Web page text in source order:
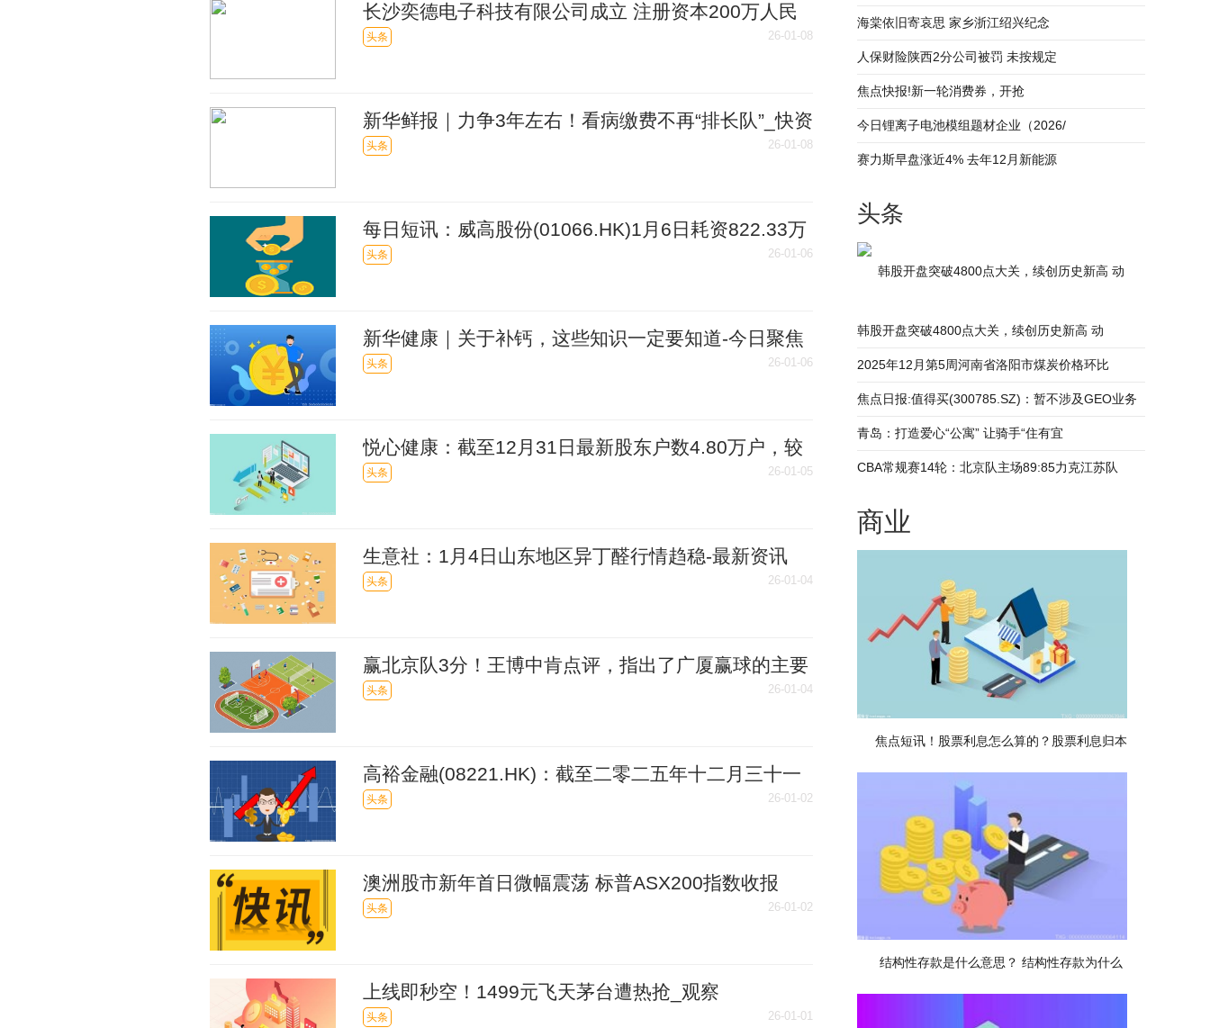
长沙奕德电子科技有限公司成立 注册资本200万人民
币_快资讯
头条 26-01-08
新华鲜报｜力争3年左右！看病缴费不再“排长队”_快资
讯
头条 26-01-08
每日短讯：威高股份(01066.HK)1月6日耗资822.33万
港元回购159.48万股
头条 26-01-06
新华健康｜关于补钙，这些知识一定要知道-今日聚焦
头条 26-01-06
悦心健康：截至12月31日最新股东户数4.80万户，较
上期减少5.31%
头条 26-01-05
生意社：1月4日山东地区异丁醛行情趋稳-最新资讯
头条 26-01-04
赢北京队3分！王博中肯点评，指出了广厦赢球的主要
原因 焦点简讯
头条 26-01-04
高裕金融(08221.HK)：截至二零二五年十二月三十一
日股份发行人的证券变动月报表内容摘要
头条 26-01-02
澳洲股市新年首日微幅震荡 标普ASX200指数收报
8720点
头条 26-01-02
上线即秒空！1499元飞天茅台遭热抢_观察
头条 26-01-01
海棠依旧寄哀思 家乡浙江绍兴纪念
人保财险陕西2分公司被罚 未按规定
焦点快报!新一轮消费券，开抢
今日锂离子电池模组题材企业（2026/
赛力斯早盘涨近4% 去年12月新能源
头条
韩股开盘突破4800点大关，续创历史新高 动
韩股开盘突破4800点大关，续创历史新高 动
2025年12月第5周河南省洛阳市煤炭价格环比
焦点日报:值得买(300785.SZ)：暂不涉及GEO业务
青岛：打造爱心“公寓” 让骑手“住有宜
CBA常规赛14轮：北京队主场89:85力克江苏队
商业
焦点短讯！股票利息怎么算的？股票利息归本
结构性存款是什么意思？ 结构性存款为什么